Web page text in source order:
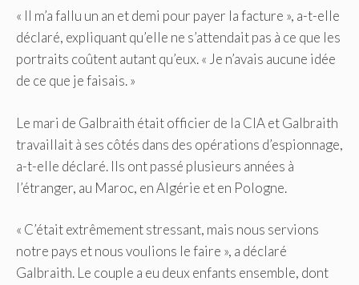
« Il m’a fallu un an et demi pour payer la facture », a-t-elle
déclaré, expliquant qu’elle ne s’attendait pas à ce que les
portraits coûtent autant qu’eux. « Je n’avais aucune idée
de ce que je faisais. »
Le mari de Galbraith était officier de la CIA et Galbraith
travaillait à ses côtés dans des opérations d’espionnage,
a-t-elle déclaré. Ils ont passé plusieurs années à
l’étranger, au Maroc, en Algérie et en Pologne.
« C’était extrêmement stressant, mais nous servions
notre pays et nous voulions le faire », a déclaré
Galbraith. Le couple a eu deux enfants ensemble, dont